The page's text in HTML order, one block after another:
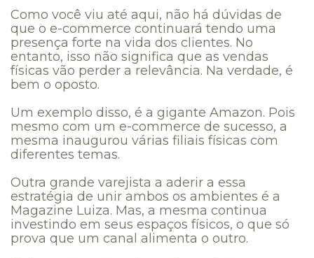
Como você viu até aqui, não há dúvidas de
que o e-commerce continuará tendo uma
presença forte na vida dos clientes. No
entanto, isso não significa que as vendas
físicas vão perder a relevância. Na verdade, é
bem o oposto.
Um exemplo disso, é a gigante Amazon. Pois
mesmo com um e-commerce de sucesso, a
mesma inaugurou várias filiais físicas com
diferentes temas.
Outra grande varejista a aderir a essa
estratégia de unir ambos os ambientes é a
Magazine Luiza. Mas, a mesma continua
investindo em seus espaços físicos, o que só
prova que um canal alimenta o outro.